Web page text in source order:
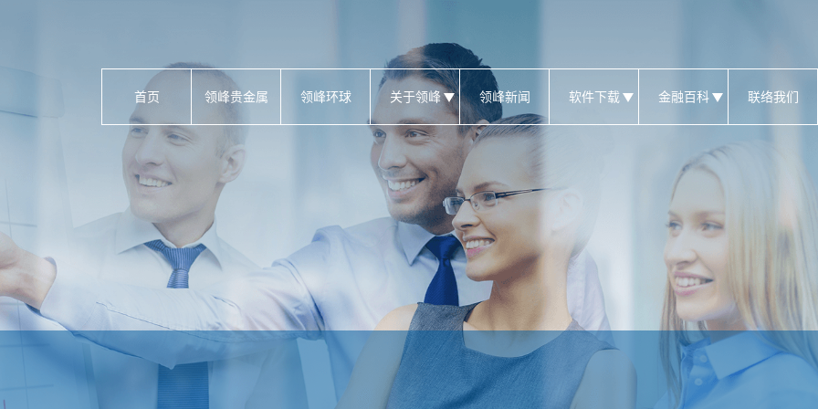
首页 领峰贵金属 领峰环球 关于领峰 领峰新闻 软件下载 金融百科 联络我们